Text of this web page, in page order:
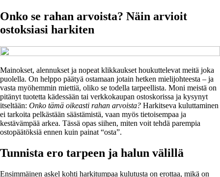
Onko se rahan arvoista? Näin arvioit
ostoksiasi harkiten
Mainokset, alennukset ja nopeat klikkaukset houkuttelevat meitä joka
puolella. On helppo päätyä ostamaan jotain hetken mielijohteesta – ja
vasta myöhemmin miettiä, oliko se todella tarpeellista. Moni meistä on
pitänyt tuotetta kädessään tai verkkokaupan ostoskorissa ja kysynyt
itseltään: Onko tämä oikeasti rahan arvoista? Harkitseva kuluttaminen
ei tarkoita pelkästään säästämistä, vaan myös tietoisempaa ja
kestävämpää arkea. Tässä opas siihen, miten voit tehdä parempia
ostopäätöksiä ennen kuin painat “osta”.
Tunnista ero tarpeen ja halun välillä
Ensimmäinen askel kohti harkitumpaa kulutusta on erottaa, mikä on